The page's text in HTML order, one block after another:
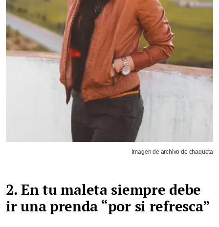
Imagen de archivo de chaqueta
2. En tu maleta siempre debe
ir una prenda “por si refresca”